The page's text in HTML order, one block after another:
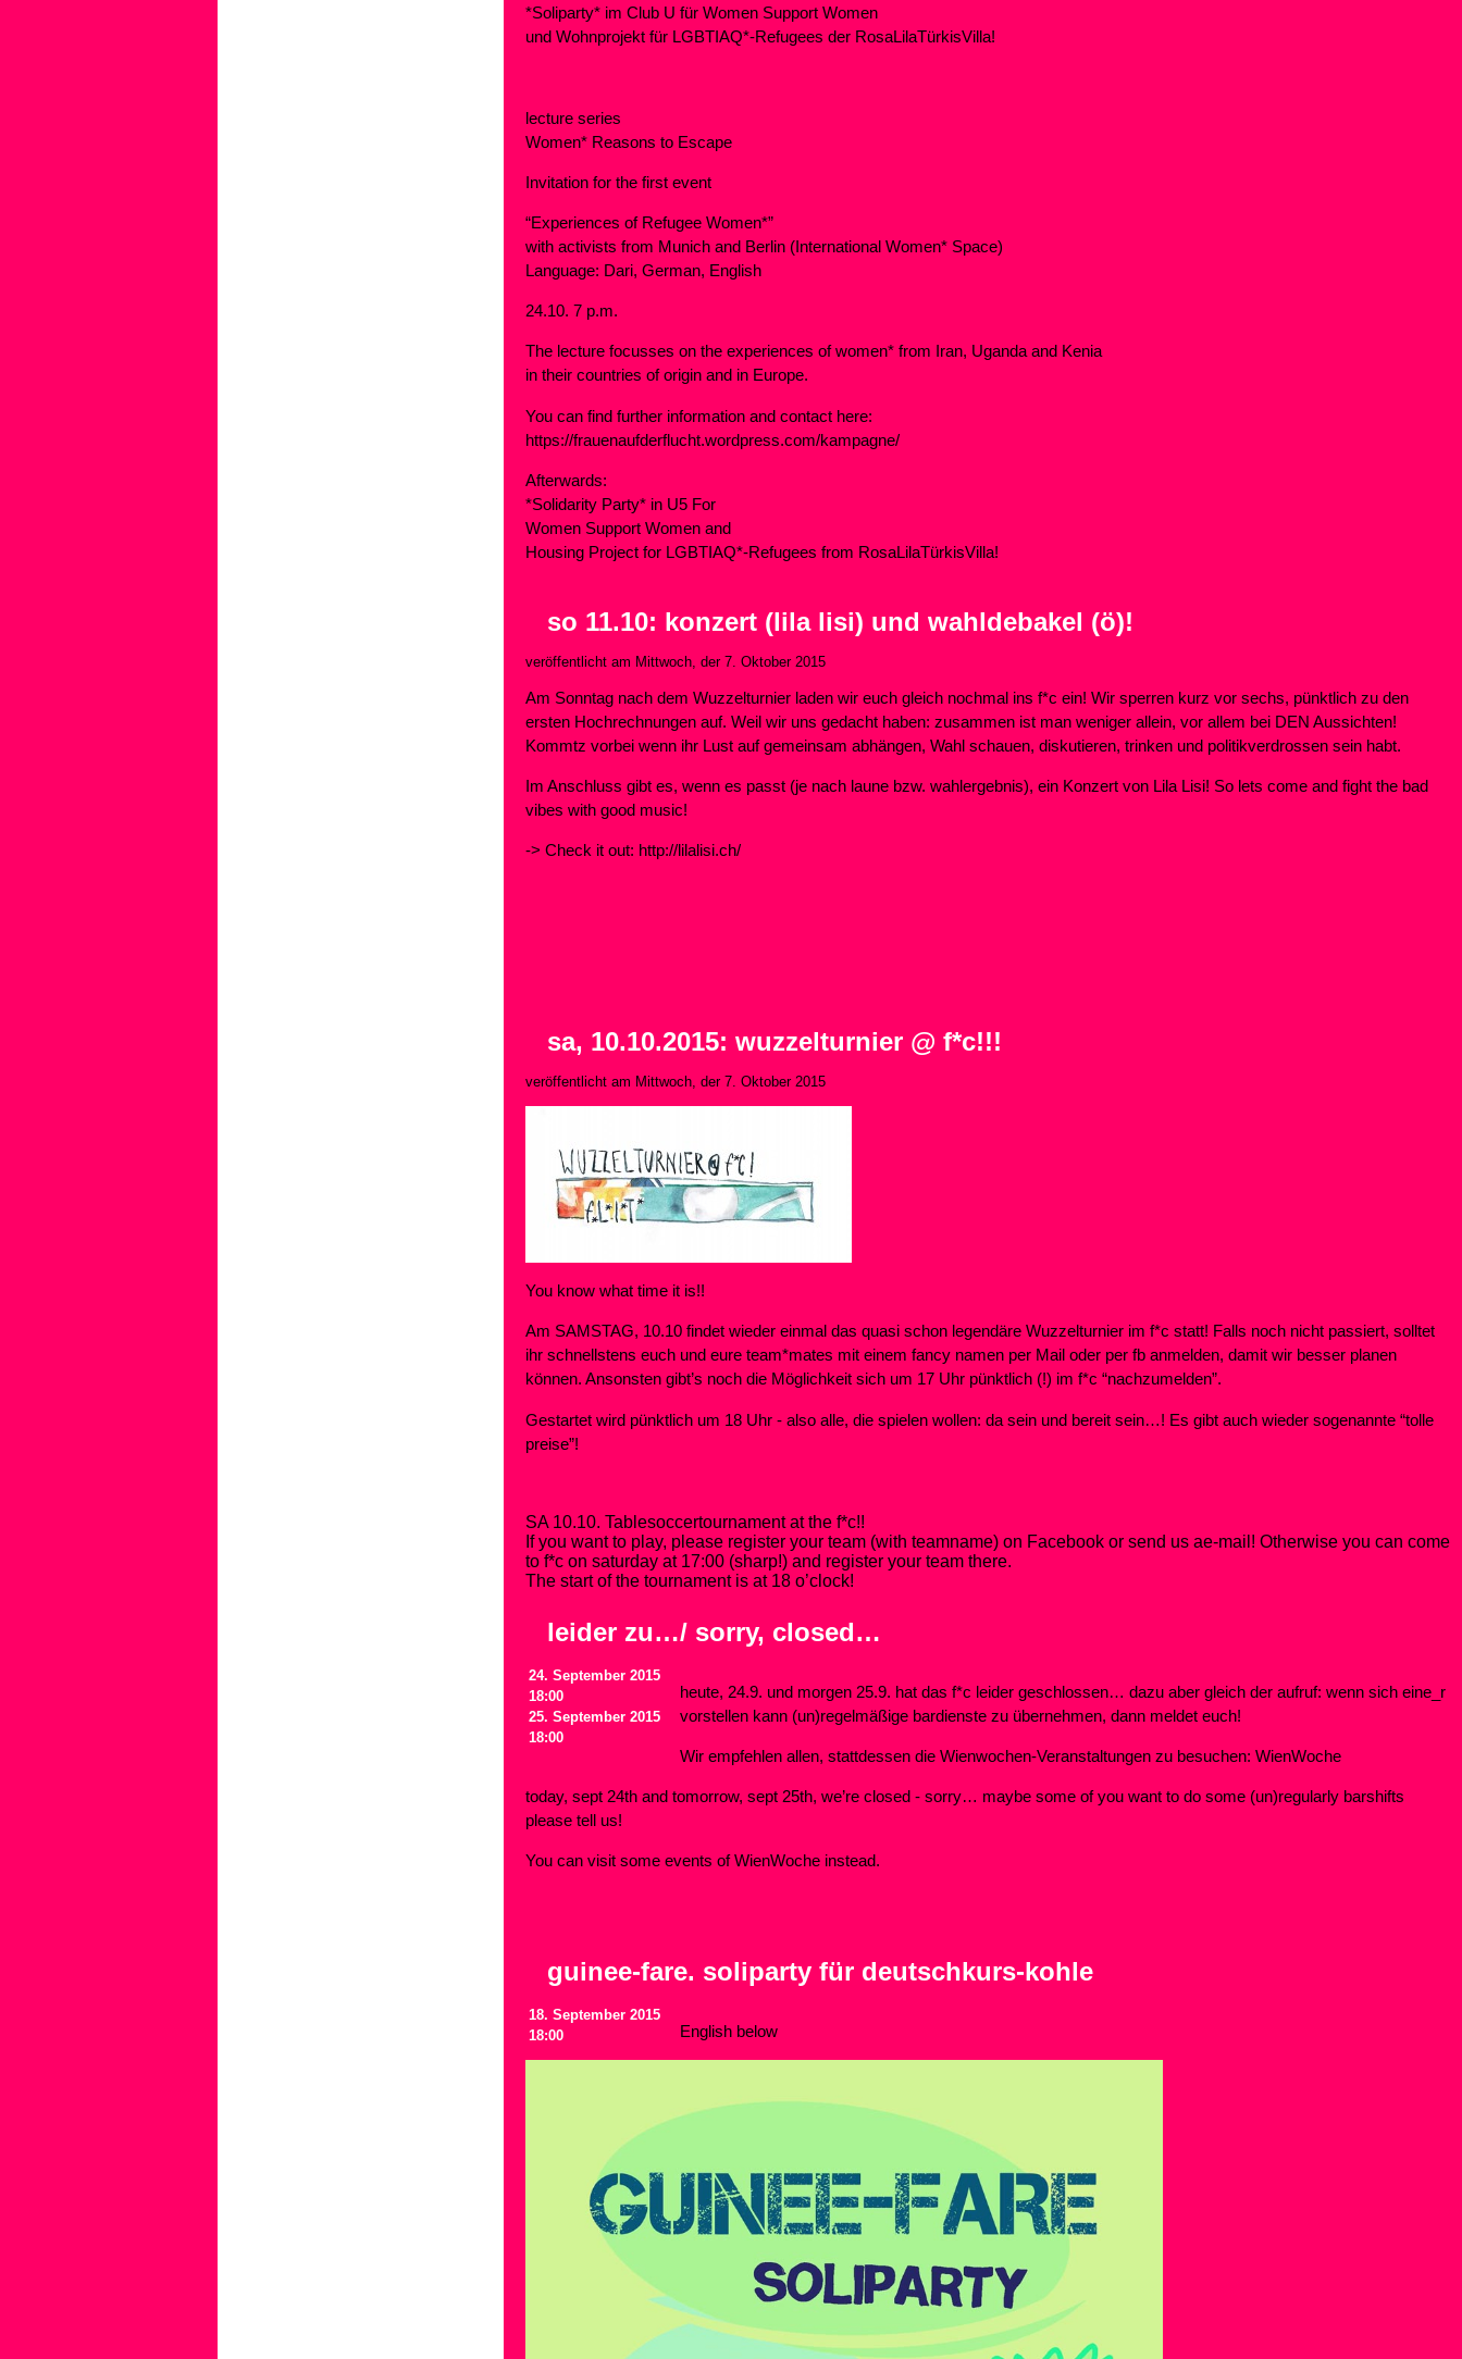
*Soliparty* im Club U für Women Support Women
und Wohnprojekt für LGBTIAQ*-Refugees der RosaLilaTürkisVilla!
lecture series
Women* Reasons to Escape
Invitation for the first event
“Experiences of Refugee Women*”
with activists from Munich and Berlin (International Women* Space)
Language: Dari, German, English
24.10. 7 p.m.
The lecture focusses on the experiences of women* from Iran, Uganda and Kenia
in their countries of origin and in Europe.
You can find further information and contact here:
https://frauenaufderflucht.wordpress.com/kampagne/
Afterwards:
*Solidarity Party* in U5 For
Women Support Women and
Housing Project for LGBTIAQ*-Refugees from RosaLilaTürkisVilla!
so 11.10: konzert (lila lisi) und wahldebakel (ö)!
veröffentlicht am Mittwoch, der 7. Oktober 2015
Am Sonntag nach dem Wuzzelturnier laden wir euch gleich nochmal ins f*c ein! Wir sperren kurz vor sechs, pünktlich zu den
ersten Hochrechnungen auf. Weil wir uns gedacht haben: zusammen ist man weniger allein, vor allem bei DEN Aussichten!
Kommtz vorbei wenn ihr Lust auf gemeinsam abhängen, Wahl schauen, diskutieren, trinken und politikverdrossen sein habt.
Im Anschluss gibt es, wenn es passt (je nach laune bzw. wahlergebnis), ein Konzert von Lila Lisi! So lets come and fight the bad
vibes with good music!
-> Check it out: http://lilalisi.ch/
sa, 10.10.2015: wuzzelturnier @ f*c!!!
veröffentlicht am Mittwoch, der 7. Oktober 2015
You know what time it is!!
Am SAMSTAG, 10.10 findet wieder einmal das quasi schon legendäre Wuzzelturnier im f*c statt! Falls noch nicht passiert, solltet
ihr schnellstens euch und eure team*mates mit einem fancy namen per Mail oder per fb anmelden, damit wir besser planen
können. Ansonsten gibt’s noch die Möglichkeit sich um 17 Uhr pünktlich (!) im f*c “nachzumelden”.
Gestartet wird pünktlich um 18 Uhr - also alle, die spielen wollen: da sein und bereit sein…! Es gibt auch wieder sogenannte “tolle
preise”!
SA 10.10. Tablesoccertournament at the f*c!!
If you want to play, p lease register your team (with teamname) on Facebook or send us ae-mail ! Otherwise you can come
to f*c on saturday at 17:00 (sharp!) and register your team there.
The start of the tournament is at 18 o’clock!
leider zu…/ sorry, closed…
24. September 2015
18:00
25. September 2015
18:00
heute, 24.9. und morgen 25.9. hat das f*c leider geschlossen… dazu aber gleich der aufruf: wenn sich eine_r
vorstellen kann (un)regelmäßige bardienste zu übernehmen, dann meldet euch!
Wir empfehlen allen, stattdessen die Wienwochen-Veranstaltungen zu besuchen: WienWoche
today, sept 24th and tomorrow, sept 25th, we’re closed - sorry… maybe some of you want to do some (un)regularly barshifts
please tell us!
You can visit some events of WienWoche instead.
guinee-fare. soliparty für deutschkurs-kohle
18. September 2015
18:00
English below